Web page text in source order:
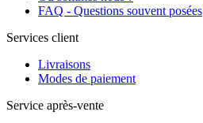
FAQ - Questions souvent posées
Services client
Livraisons
Modes de paiement
Service après-vente